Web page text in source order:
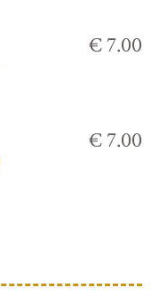
€ 7.00
€ 7.00